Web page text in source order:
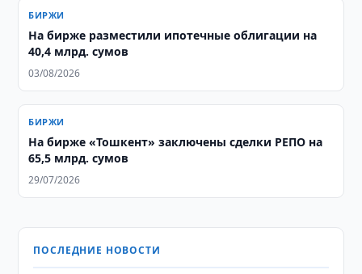
БИРЖИ
На бирже разместили ипотечные облигации на
40,4 млрд. сумов
03/08/2026
БИРЖИ
На бирже «Тошкент» заключены сделки РЕПО на
65,5 млрд. сумов
29/07/2026
ПОСЛЕДНИЕ НОВОСТИ